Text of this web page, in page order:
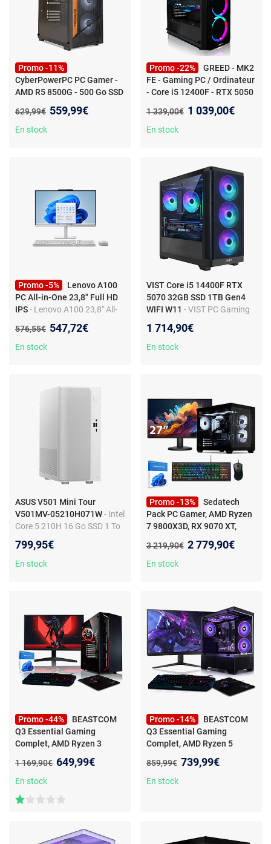
Promo -11%
CyberPowerPC PC Gamer -
AMD R5 8500G - 500 Go SSD
Windows 11- CyberPowerPC
PC Gamer - AMD Ryzen 5
Ancien prix :
629,99€ Nouveau prix :
559,99€
En stock
Promo -22%
GREED - MK2
FE - Gaming PC / Ordinateur
- Core i5 12400F - RTX 5050
Greed® MK2 FE - PC Gaming
- Core i5 12400F + RTX 5050
DDR4 RAM - 512 Go SSD -
WLAN + Windows 11 Pro
Ancien prix :
1 339,00€ Nouveau prix :
1 039,00€
En stock
Promo -5%
Lenovo A100
PC All-in-One 23,8" Full HD
IPS- Lenovo A100 23,8" All-
256 Go SSD Windows 11
Ancien prix :
576,55€ Nouveau prix :
547,72€
En stock
VIST Core i5 14400F RTX
5070 32GB SSD 1TB Gen4
WIFI W11 - VIST PC Gaming
RTX 5070 - SSD 1To M.2 -
Windows 11 Pro
1 714,90€
En stock
ASUS V501 Mini Tour
V501MV-05210H071W- Intel
Core 5 210H 16 Go SSD 1 To
11 Famille
799,95€
En stock
Promo -13%
Sedatech
Pack PC Gamer, AMD Ryzen
7 9800X3D, RX 9070 XT,
Ecran 27''- Sedatech Pack
PC Gamer Advanced
SSD M.2 • Windows 11 •
Moniteur 27''
Ancien prix :
3 219,90€ Nouveau prix :
2 779,90€
En stock
Promo -44%
BEASTCOM
Q3 Essential Gaming
Complet, AMD Ryzen 3
16Go RAM, 1 To - PC Gaming
- AMD Ryzen 3 - Vega 8-core -
Moniteur 24" - Windows 11
Ancien prix :
1 169,90€ Nouveau prix :
649,99€
En stock
Promo -14%
BEASTCOM
Q3 Essential Gaming
Complet, AMD Ryzen 5
16Go RAM, 1To
Ancien prix :
859,99€ Nouveau prix :
739,99€
En stock